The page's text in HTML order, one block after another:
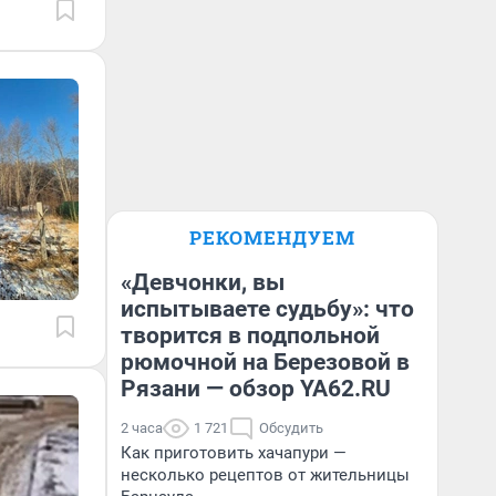
РЕКОМЕНДУЕМ
«Девчонки, вы
испытываете судьбу»: что
творится в подпольной
рюмочной на Березовой в
Рязани — обзор YA62.RU
2 часа 1 721 Обсудить
Как приготовить хачапури —
несколько рецептов от жительницы